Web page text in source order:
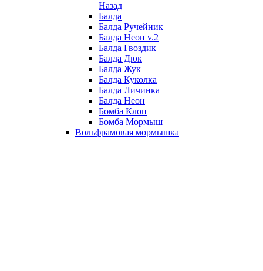
Назад
Балда
Балда Ручейник
Балда Неон v.2
Балда Гвоздик
Балда Дюк
Балда Жук
Балда Куколка
Балда Личинка
Балда Неон
Бомба Клоп
Бомба Мормыш
Вольфрамовая мормышка